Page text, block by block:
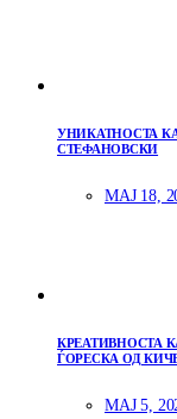
УНИКАТНОСТА
СТЕФАНОВСКИ
МАЈ 18,
КРЕАТИВНОСТА
ЃОРЕСКА ОД
МАЈ 5,